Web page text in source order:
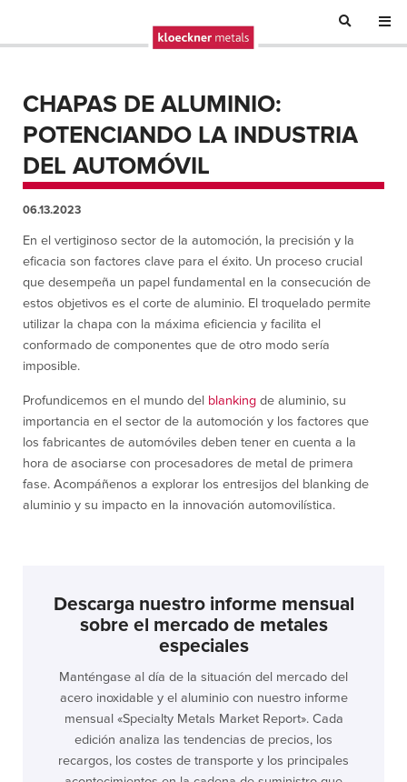
CHAPAS DE ALUMINIO:
POTENCIANDO LA INDUSTRIA
DEL AUTOMÓVIL
06.13.2023
En el vertiginoso sector de la automoción, la precisión y la
eficacia son factores clave para el éxito. Un proceso crucial
que desempeña un papel fundamental en la consecución de
estos objetivos es el corte de aluminio. El troquelado permite
utilizar la chapa con la máxima eficiencia y facilita el
conformado de componentes que de otro modo sería
imposible.
Profundicemos en el mundo del blanking de aluminio, su
importancia en el sector de la automoción y los factores que
los fabricantes de automóviles deben tener en cuenta a la
hora de asociarse con procesadores de metal de primera
fase. Acompáñenos a explorar los entresijos del blanking de
aluminio y su impacto en la innovación automovilística.
Descarga nuestro informe mensual
sobre el mercado de metales
especiales
Manténgase al día de la situación del mercado del
acero inoxidable y el aluminio con nuestro informe
mensual «Specialty Metals Market Report». Cada
edición analiza las tendencias de precios, los
recargos, los costes de transporte y los principales